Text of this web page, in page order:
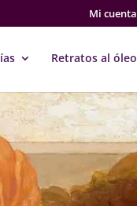
Mi cuenta
Retratos al óleo